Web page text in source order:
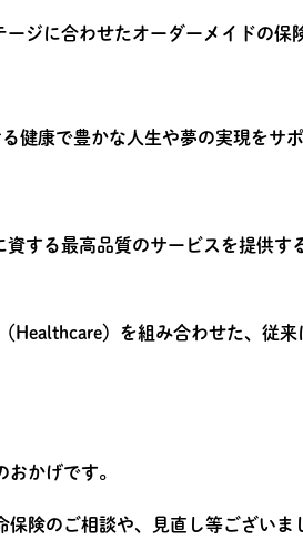
ジに合わせたオーダーメイドの保
健康で豊かな人生や夢の実現をサ
する最高品質のサービスを提供す
Healthcare）を組み合わせた、従来
おかげです。
険のご相談や、見直し等ございま